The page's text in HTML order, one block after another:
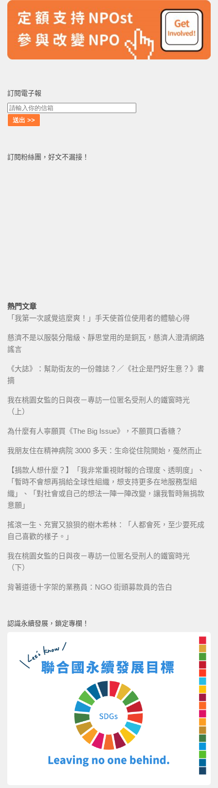
訂閱電子報
訂閱粉絲團，好文不漏接！
熱門文章
「我第一次感覺這麼爽！」手天使首位使用者的體驗心得
慈濟不是以服裝分階級、靜思堂用的是銅瓦，慈濟人澄清網路
謠言
《大誌》：幫助街友的一份雜誌？／《社企是門好生意？》書
摘
我在桃園女監的日與夜－專訪一位匿名受刑人的鐵窗時光
（上）
為什麼有人寧願買《The Big Issue》，不願買口香糖？
我朋友住在精神病院 3000 多天：生命從住院開始，戞然而止
【捐款人想什麼？】「我非常重視財報的合理度、透明度」、
「暫時不會想再捐給全球性組織，想支持更多在地服務型組
織」、「對社會或自己的想法一陣一陣改變，讓我暫時無捐款
意願」
搖滾一生、充實又狼狽的樹木希林：「人都會死，至少要死成
自己喜歡的樣子。」
我在桃園女監的日與夜－專訪一位匿名受刑人的鐵窗時光
（下）
背著道德十字架的業務員：NGO 街頭募款員的告白
認識永續發展，鎖定專欄！